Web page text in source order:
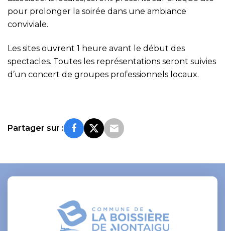
pour prolonger la soirée dans une ambiance
conviviale.
Les sites ouvrent 1 heure avant le début des
spectacles. Toutes les représentations seront suivies
d’un concert de groupes professionnels locaux.
Partager sur :